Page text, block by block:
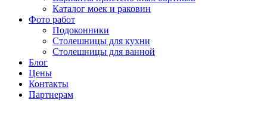
Каталог моек и раковин
Фото работ
Подоконники
Столешницы для кухни
Столешницы для ванной
Блог
Цены
Контакты
Партнерам